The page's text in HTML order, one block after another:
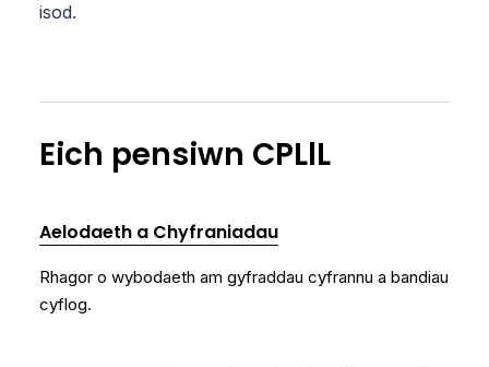
isod.
Eich pensiwn CPLlL
Aelodaeth a Chyfraniadau
Rhagor o wybodaeth am gyfraddau cyfrannu a bandiau
cyflog.